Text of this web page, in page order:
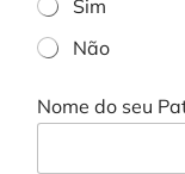
d
e
l
d
a
Sim
Não
Nome do seu